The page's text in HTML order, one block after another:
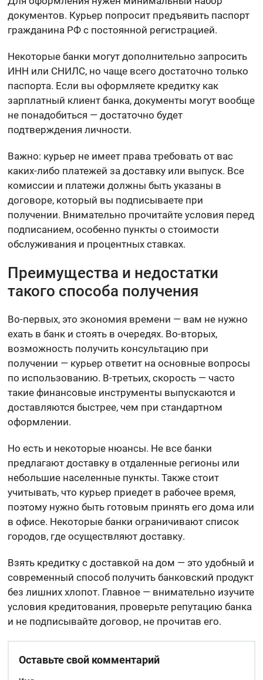
документов. Курьер попросит предъявить паспорт
гражданина РФ с постоянной регистрацией.
Некоторые банки могут дополнительно запросить
ИНН или СНИЛС, но чаще всего достаточно только
паспорта. Если вы оформляете кредитку как
зарплатный клиент банка, документы могут вообще
не понадобиться — достаточно будет
подтверждения личности.
Важно: курьер не имеет права требовать от вас
каких-либо платежей за доставку или выпуск. Все
комиссии и платежи должны быть указаны в
договоре, который вы подписываете при
получении. Внимательно прочитайте условия перед
подписанием, особенно пункты о стоимости
обслуживания и процентных ставках.
Преимущества и недостатки
такого способа получения
Во-первых, это экономия времени — вам не нужно
ехать в банк и стоять в очередях. Во-вторых,
возможность получить консультацию при
получении — курьер ответит на основные вопросы
по использованию. В-третьих, скорость — часто
такие финансовые инструменты выпускаются и
доставляются быстрее, чем при стандартном
оформлении.
Но есть и некоторые нюансы. Не все банки
предлагают доставку в отдаленные регионы или
небольшие населенные пункты. Также стоит
учитывать, что курьер приедет в рабочее время,
поэтому нужно быть готовым принять его дома или
в офисе. Некоторые банки ограничивают список
городов, где осуществляют доставку.
Взять кредитку с доставкой на дом — это удобный и
современный способ получить банковский продукт
без лишних хлопот. Главное — внимательно изучите
условия кредитования, проверьте репутацию банка
и не подписывайте договор, не прочитав его.
Оставьте свой комментарий